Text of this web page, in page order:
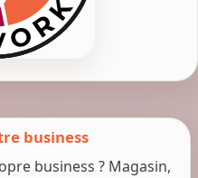
business
business ? Magasin,